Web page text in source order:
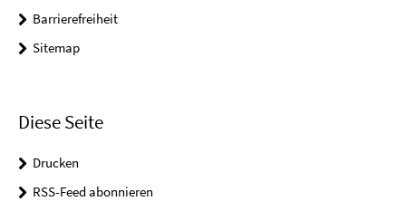
Barrierefreiheit
Sitemap
Diese Seite
Drucken
RSS-Feed abonnieren